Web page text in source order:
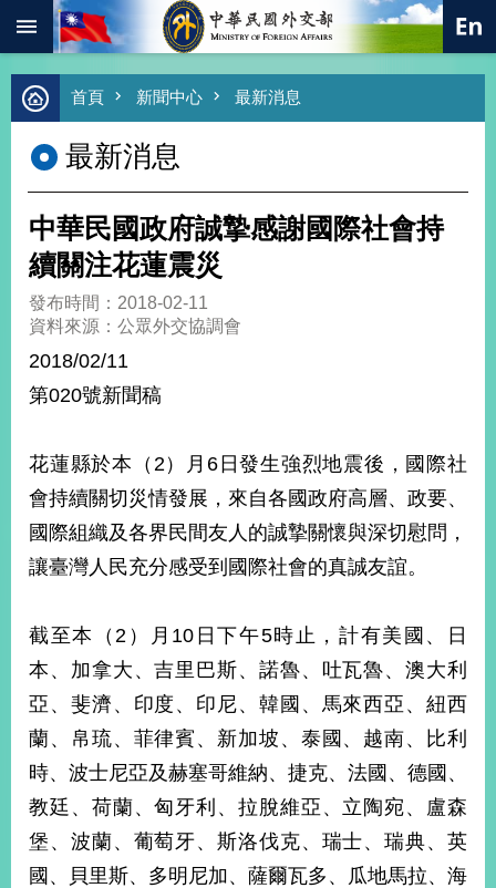
跳到主要內容區塊
進
階
尋
熱
字
總
合
外
價
外
交
經
濟
不
海
和
平
護
照
回
首
網
首頁 新聞中心 最新消息
最新消息
中華民國政府誠摯感謝國際社會持
續關注花蓮震災
發布時間：2018-02-11
資料來源：公眾外交協調會
2018/02/11
第020號新聞稿
花蓮縣於本（2）月6日發生強烈地震後，國際社
會持續關切災情發展，來自各國政府高層、政要、
國際組織及各界民間友人的誠摯關懷與深切慰問，
讓臺灣人民充分感受到國際社會的真誠友誼。
截至本（2）月10日下午5時止，計有美國、日
本、加拿大、吉里巴斯、諾魯、吐瓦魯、澳大利
亞、斐濟、印度、印尼、韓國、馬來西亞、紐西
蘭、帛琉、菲律賓、新加坡、泰國、越南、比利
時、波士尼亞及赫塞哥維納、捷克、法國、德國、
教廷、荷蘭、匈牙利、拉脫維亞、立陶宛、盧森
堡、波蘭、葡萄牙、斯洛伐克、瑞士、瑞典、英
國、貝里斯、多明尼加、薩爾瓦多、瓜地馬拉、海